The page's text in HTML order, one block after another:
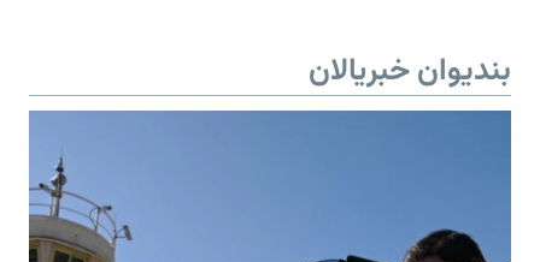
بندیوان خبریالان